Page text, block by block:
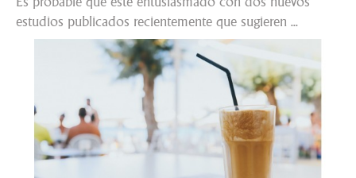
estudios publicados recientemente que sugieren ...